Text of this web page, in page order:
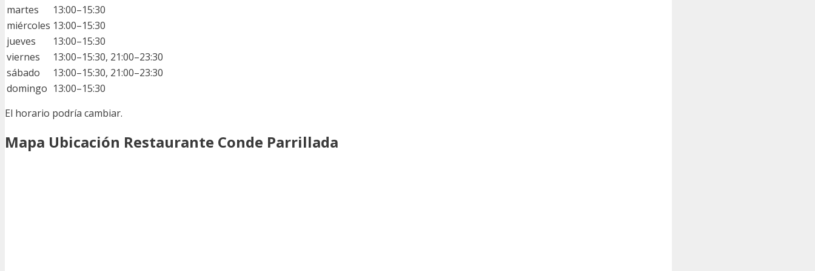
martes
13:00–15:30
miércoles 13:00–15:30
jueves
13:00–15:30
viernes
13:00–15:30, 21:00–23:30
sábado
13:00–15:30, 21:00–23:30
domingo 13:00–15:30
El horario podría cambiar.
Mapa Ubicación Restaurante Conde Parrillada